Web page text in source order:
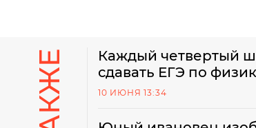
Каждый четвертый
сдавать ЕГЭ по
10 ИЮНЯ 13:34